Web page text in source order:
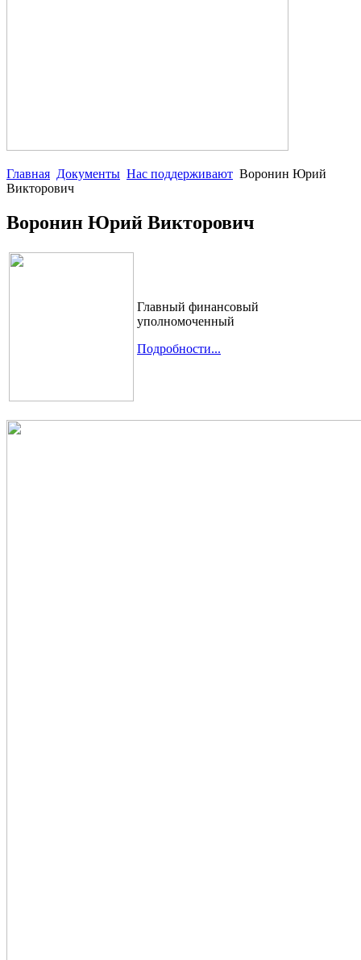
Главная Документы Нас поддерживают Воронин Юрий
Викторович
Воронин Юрий Викторович
Главный финансовый
уполномоченный
Подробности...